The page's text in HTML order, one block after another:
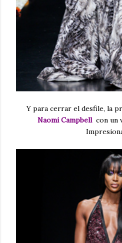
Y para cerrar el desfile, la
Naomi Campbell con un